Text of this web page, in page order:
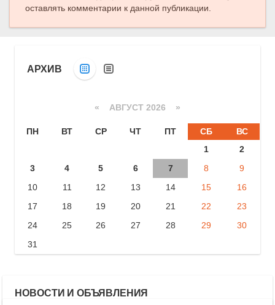
оставлять комментарии к данной публикации.
АРХИВ
« АВГУСТ 2026 »
ПН ВТ СР ЧТ ПТ СБ
ВС
1
2
3
4 5 6 7 8
9
10
11 12 13 14 15
16
17
18 19 20 21 22
23
24
25 26 27 28 29
30
31
НОВОСТИ И ОБЪЯВЛЕНИЯ